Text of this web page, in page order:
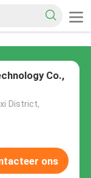
Co.,
District,
ons